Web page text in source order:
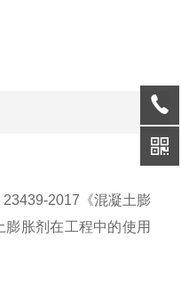
2017《混凝土膨
胀剂在工程中的使用